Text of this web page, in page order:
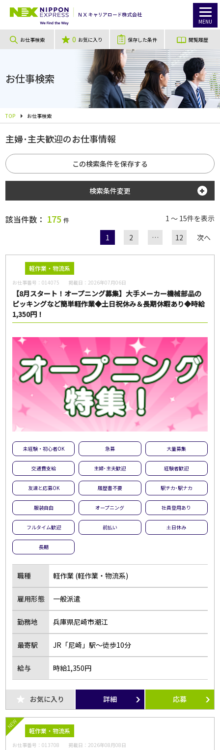
MENU
お仕事検索 0 お気に入り 保存した条件 閲覧履歴
お仕事検索
TOP お仕事検索
該当件数： 175 件
1 ～ 15件を表示
1
2 … 12 次へ
軽作業・物流系
お仕事番号：014075 掲載日： 2026年07月06日
【8月スタート！オープニング募集】大手メーカー機械部品の
ピッキングなど簡単軽作業◆土日祝休み＆長期休暇あり◆時給
1,350円！
未経験・初心者OK 急募 大量募集
交通費支給 主婦･主夫歓迎 経験者歓迎
友達と応募OK 履歴書不要 駅チカ･駅ナカ
服装自由 オープニング 社員登用あり
フルタイム歓迎 前払い 土日休み
長期
職種 軽作業 (軽作業・物流系)
雇用形態 一般派遣
勤務地 兵庫県尼崎市潮江
最寄駅 JR「尼崎」駅～徒歩10分
給与 時給1,350円
お気に入り 詳細 応募
NEW
軽作業・物流系
お仕事番号：013708 掲載日： 2026年08月08日
主婦･主夫歓迎のお仕事情報
この検索条件を保存する
検索条件変更
給与
一般派遣
紹介予定派遣
紹介
契約社員
パート・アルバイト
正社員
無期雇用派遣
こだわり
夜勤のお仕事
残業なし
扶養内勤務OK
大学生歓迎
主婦･主夫歓迎
経験者歓迎
副業・WワークOK
シフト自由選択制
即日勤務OK
友達と応募OK
履歴書不要
駅チカ･駅ナカ
服装自由
オープニング
社員登用あり
短時間勤務
フルタイム歓迎
前払い
長期
短期
単発・1日OK
留学生歓迎
寮・社宅あり